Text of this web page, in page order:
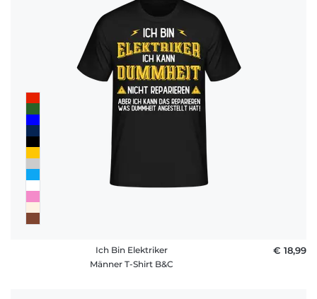
Ich Bin Elektriker
Männer T-Shirt B&C
€ 18,99